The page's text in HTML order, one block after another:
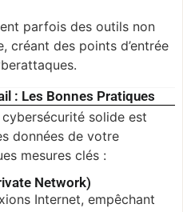
parfois des outils non
créant des points d’entrée
: Les Bonnes Pratiques
solide est
données de votre
mesures clés :
Network)
Internet, empêchant